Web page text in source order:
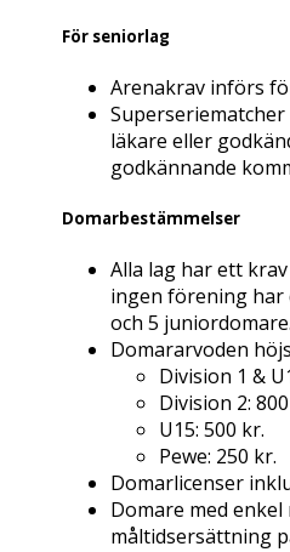
För seniorlag
Arenakrav införs
läkare eller
godkännande
Domarbestämmelser
Alla lag har ett
ingen förening har
och 5 juniordomare.
Domararvoden
Division 1 &
Division 2:
U15: 500 kr.
Pewe: 250 kr.
Domarlicenser
Domare med
måltidsersättning